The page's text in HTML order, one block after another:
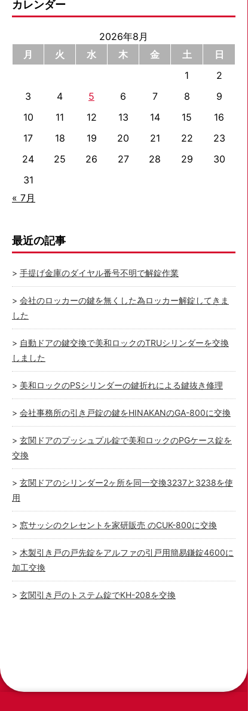
カレンダー
2026年8月
月
火 水 木 金 土
日
1
2
3
4 5 6 7 8
9
10
11 12 13 14 15
16
17
18 19 20 21 22
23
24
25 26 27 28 29
30
31
« 7月
最近の記事
手提げ金庫のダイヤル番号不明で解錠作業
会社のロッカーの鍵を無くした為ロッカー解錠してきま
した
自動ドアの鍵交換で美和ロックのTRUシリンダーを交換
しました
美和ロックのPSシリンダーの鍵折れによる鍵抜き修理
会社事務所の引き戸錠の鍵をHINAKANのGA-800に交換
玄関ドアのプッシュプル錠で美和ロックのPGケース錠を
交換
玄関ドアのシリンダー2ヶ所を同一交換3237と3238を使
用
窓サッシのクレセントを家研販売 のCUK-800に交換
木製引き戸の戸先錠をアルファの引戸用簡易鎌錠4600に
加工交換
玄関引き戸のトステム錠でKH-208を交換